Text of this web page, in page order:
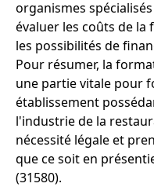
organismes
évaluer les coûts de
les possibilités de
Pour résumer, la
une partie vitale pour
établissement
l'industrie de la
nécessité légale et
que ce soit en
(31580).